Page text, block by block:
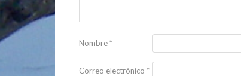
Nombre*
Correo electrónico *